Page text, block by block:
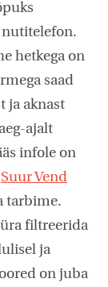
nutitelefon.
hetkega on
saad
ja aknast
ajalt
infole on
Suur Vend
tarbime.
filtreerida
ja
on juba